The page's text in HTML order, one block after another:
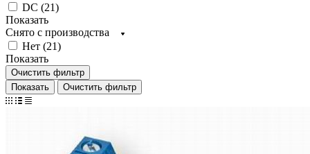
DC (21)
Показать
Снято с производства
Нет (21)
Показать
Очистить фильтр
Очистить фильтр